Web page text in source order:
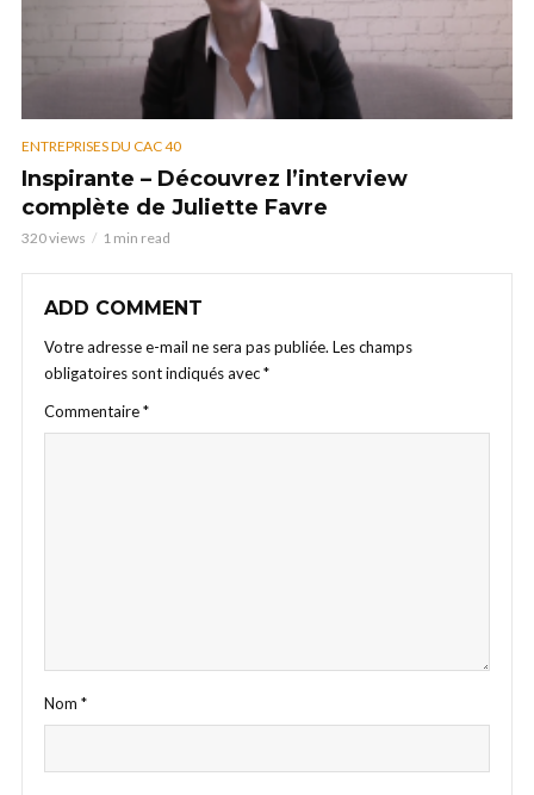
ENTREPRISES DU CAC 40
Inspirante – Découvrez l’interview
complète de Juliette Favre
320 views 1 min read
ADD COMMENT
Votre adresse e-mail ne sera pas publiée. Les champs
obligatoires sont indiqués avec*
Commentaire*
Nom *